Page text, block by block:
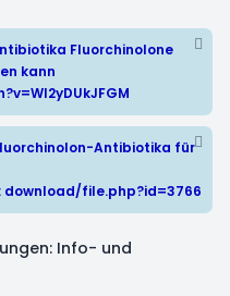
Fluorchinolone
kann
Antibiotika für
download/file.php?id=3766
Info- und